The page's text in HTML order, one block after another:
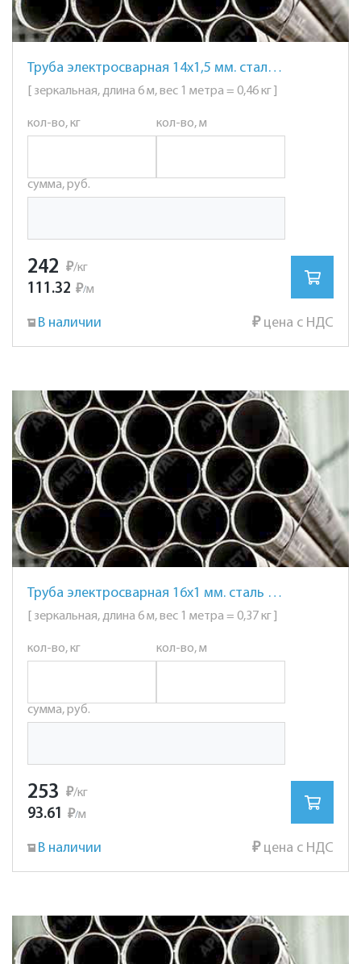
Труба электросварная 14х1,5 мм. сталь AISI 201 (12Х15Г9НД) зеркальная
[ зеркальная, длина 6 м, вес 1 метра = 0,46 кг ]
кол-во, кг кол-во, м
сумма, руб.
242 ₽/кг
111.32 ₽/м
В наличии ₽цена с НДС
Труба электросварная 16х1 мм. сталь AISI 201 (12Х15Г9НД) зеркальная
[ зеркальная, длина 6 м, вес 1 метра = 0,37 кг ]
кол-во, кг кол-во, м
сумма, руб.
253 ₽/кг
93.61 ₽/м
В наличии ₽цена с НДС